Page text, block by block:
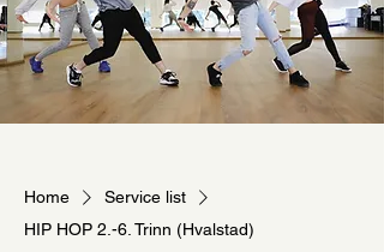
Home
Service list
HIP HOP 2.-6. Trinn (Hvalstad)